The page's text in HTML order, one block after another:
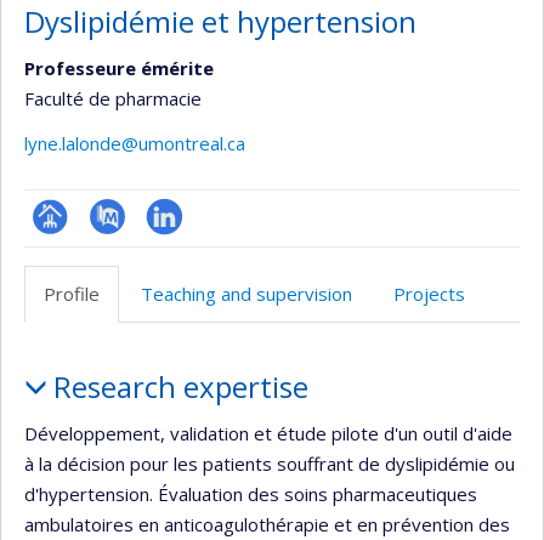
Dyslipidémie et hypertension
Professeure émérite
Faculté de pharmacie
lyne.lalonde@umontreal.ca
Page
professionnelle
(faculté,département,école)
PubMedLinkedIn
Profile
Teaching and supervision Projects
Research expertise
Développement, validation et étude pilote d'un outil d'aide
à la décision pour les patients souffrant de dyslipidémie ou
d'hypertension. Évaluation des soins pharmaceutiques
ambulatoires en anticoagulothérapie et en prévention des